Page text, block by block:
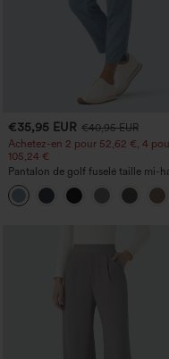
€35,95 EUR €40,95 EUR
Achetez-en 2 pour 52,62 €, 4
105,24 €
Pantalon de golf fuselé taille mi-
cordon, ourlet incurvé, séchage
avec poches — UPF40+